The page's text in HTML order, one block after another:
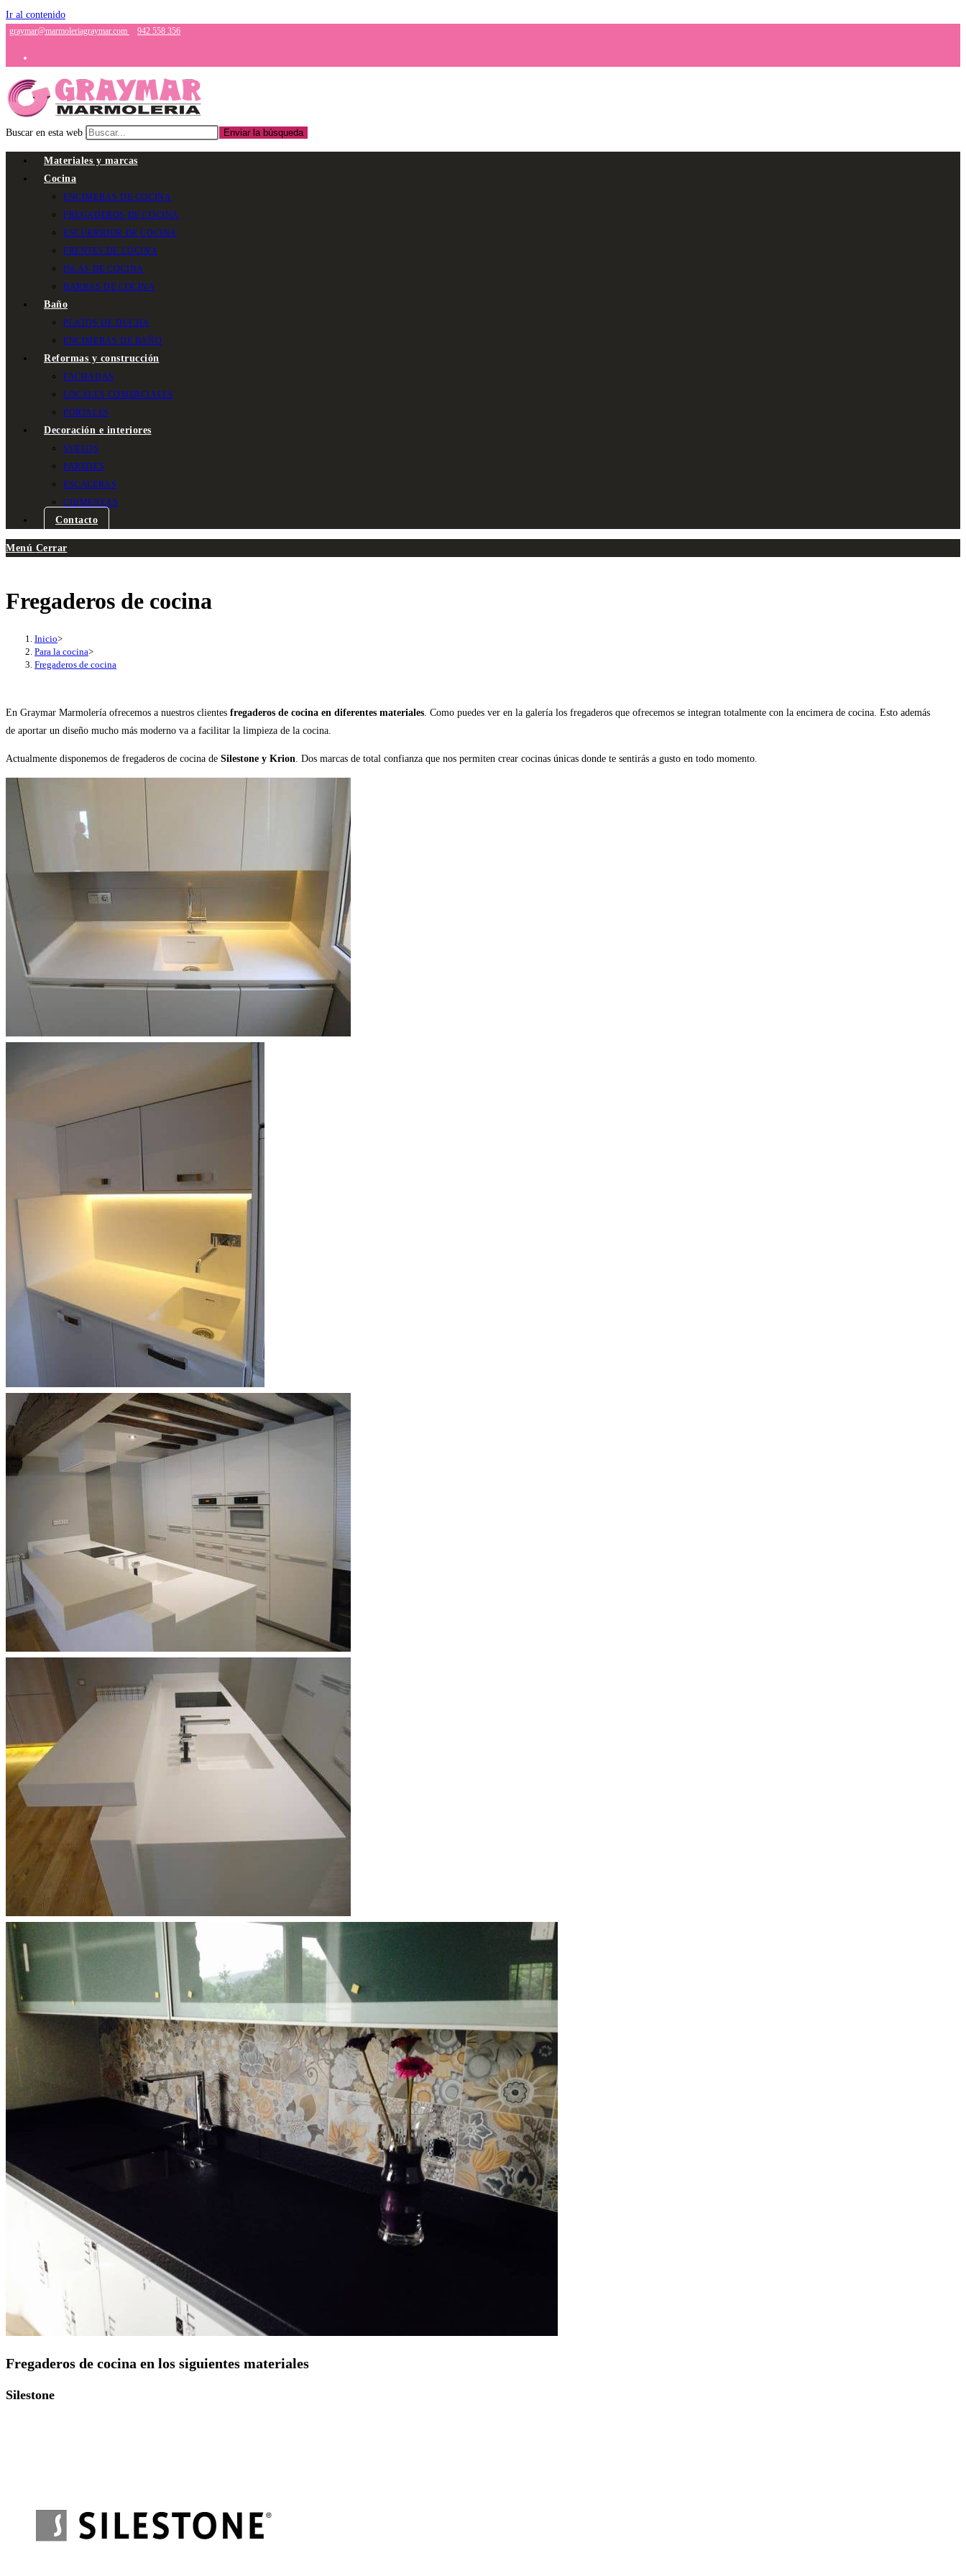
Ir al contenido
graymar@marmoleriagraymar.com 942 558 356
Buscar en esta web Enviar la búsqueda
Materiales y marcas
Cocina
ENCIMERAS DE COCINA
FREGADEROS DE COCINA
ESCURRIDOR DE COCINA
FRENTES DE COCINA
ISLAS DE COCINA
BARRAS DE COCINA
Baño
PLATOS DE DUCHA
ENCIMERAS DE BAÑO
Reformas y construcción
FACHADAS
LOCALES COMERCIALES
PORTALES
Decoración e interiores
SUELOS
PAREDES
ESCALERAS
CHIMENEAS
Contacto
Menú Cerrar
Fregaderos de cocina
Inicio>
Para la cocina>
Fregaderos de cocina
En Graymar Marmolería ofrecemos a nuestros clientes fregaderos de cocina en diferentes materiales . Como puedes ver en la galería los fregaderos que ofrecemos se integran totalmente con la encimera de cocina. Esto además
de aportar un diseño mucho más moderno va a facilitar la limpieza de la cocina.
Actualmente disponemos de fregaderos de cocina de Silestone y Krion . Dos marcas de total confianza que nos permiten crear cocinas únicas donde te sentirás a gusto en todo momento.
Fregaderos de cocina en los siguientes materiales
Silestone